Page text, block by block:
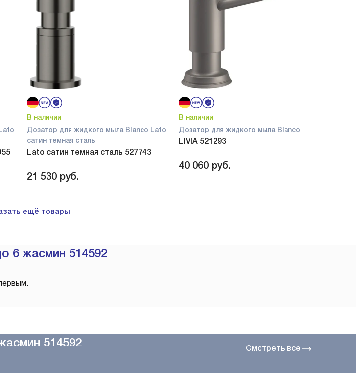
В наличии
Дозатор для жидкого мыла Blanco Lato
сатин темная сталь
Lato сатин темная сталь 527743
21 530 руб.
В наличии
Дозатор для жидкого мыла Blanco
LIVIA 521293
40 060 руб.
ещё товары
6 жасмин 514592
514592 Смотреть все